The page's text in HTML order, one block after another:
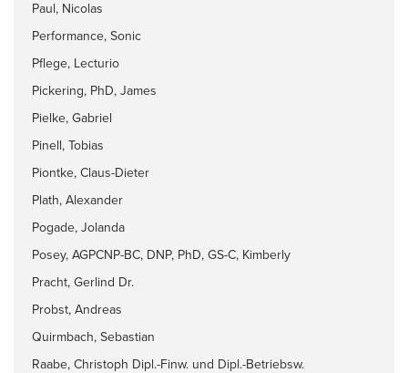
Paul, Nicolas
Performance, Sonic
Pflege, Lecturio
Pickering, PhD, James
Pielke, Gabriel
Pinell, Tobias
Piontke, Claus-Dieter
Plath, Alexander
Pogade, Jolanda
Posey, AGPCNP-BC, DNP, PhD, GS-C, Kimberly
Pracht, Gerlind Dr.
Probst, Andreas
Quirmbach, Sebastian
Raabe, Christoph Dipl.-Finw. und Dipl.-Betriebsw.